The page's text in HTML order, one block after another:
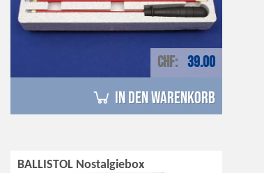
CHF 39.00
in den Warenkorb
BALLISTOL Nostalgiebox